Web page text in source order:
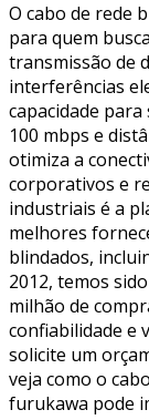
O cabo de rede
para quem
transmissão de
interferências
capacidade
100 mbps e
otimiza a
corporativos e
industriais é a
melhores
blindados,
2012, temos
milhão de
confiabilidade e
solicite um
veja como o
furukawa pode